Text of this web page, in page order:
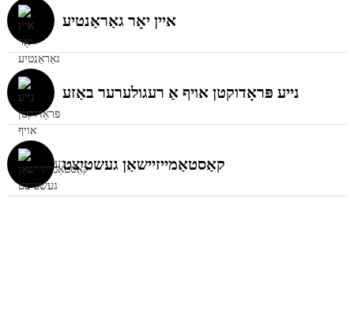
איין יאָר גאַראַנטיע
נייע פּראָדוקטן אויף אַ רעגולערער באַזע
קאַסטאַמייזיישאַן געשטיצט